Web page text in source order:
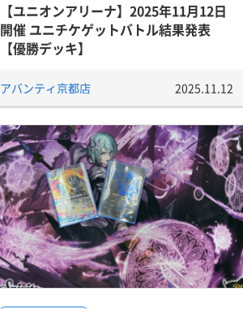
【ユニオンアリーナ】2025年11月12日
開催 ユニチケゲットバトル結果発表
【優勝デッキ】
アバンティ京都店 2025.11.12